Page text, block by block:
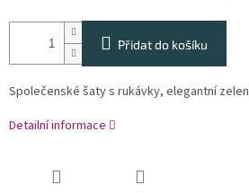
Přidat do košíku
Společenské šaty s rukávky, elegantní
Detailní informace